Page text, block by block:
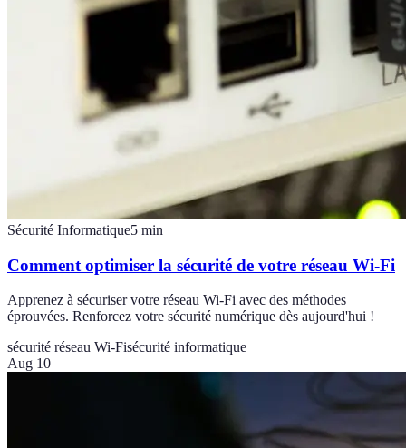
Sécurité Informatique5 min
Comment optimiser la sécurité de votre réseau Wi-Fi
Apprenez à sécuriser votre réseau Wi-Fi avec des méthodes
éprouvées. Renforcez votre sécurité numérique dès aujourd'hui !
sécurité réseau Wi-Fisécurité informatique
Aug 10